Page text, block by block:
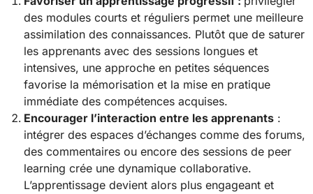
des modules courts et réguliers permet une meilleure
assimilation des connaissances. Plutôt que de saturer
les apprenants avec des sessions longues et
intensives, une approche en petites séquences
favorise la mémorisation et la mise en pratique
immédiate des compétences acquises.
Encourager l’interaction entre les apprenants :
intégrer des espaces d’échanges comme des forums,
des commentaires ou encore des sessions de peer
learning crée une dynamique collaborative.
L’apprentissage devient alors plus engageant et